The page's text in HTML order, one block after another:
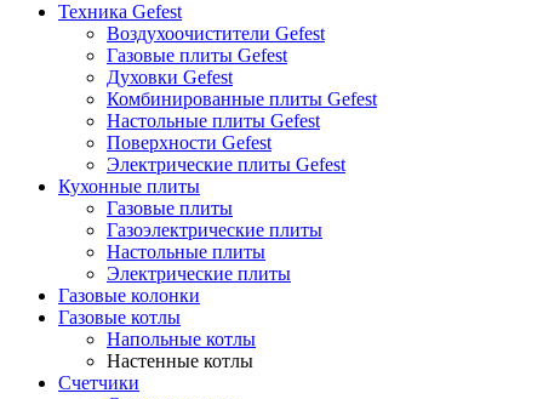
Техника Gefest
Воздухоочистители Gefest
Газовые плиты Gefest
Духовки Gefest
Комбинированные плиты Gefest
Настольные плиты Gefest
Поверхности Gefest
Электрические плиты Gefest
Кухонные плиты
Газовые плиты
Газоэлектрические плиты
Настольные плиты
Электрические плиты
Газовые колонки
Газовые котлы
Напольные котлы
Настенные котлы
Счетчики